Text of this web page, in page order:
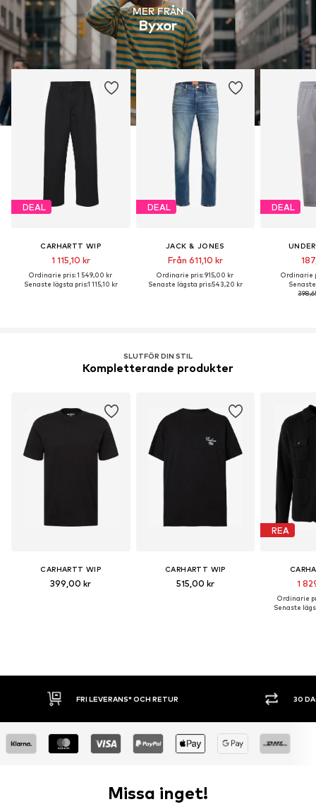
MER FRÅN
Byxor
DEAL
CARHARTT WIP
1 115,10 kr
Ordinarie pris: 1 549,00 kr
Senaste lägsta pris:1 115,10 kr
DEAL
JACK & JONES
Från 611,10 kr
Ordinarie pris: 915,00 kr
Senaste lägsta pris:543,20 kr
DEAL
Ordinarie
SLUTFÖR DIN STIL
Kompletterande produkter
CARHARTT WIP
399,00 kr
CARHARTT WIP
515,00 kr
REA
1
Ordinarie
Senaste
30 DAGARS ÖPPET KÖP SHOPPA NU.
Missa inget!